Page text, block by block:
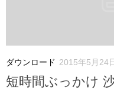
ダウンロード 2015年5月24
短時間ぶっかけ